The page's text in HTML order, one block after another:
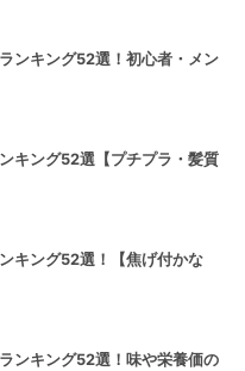
ンキング52選！初心者・メン
キング52選【プチプラ・髪質
キング52選！【焦げ付かな
ンキング52選！味や栄養価の